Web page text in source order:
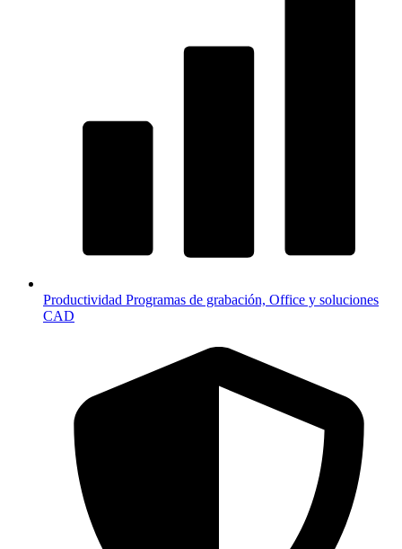
Productividad Programas de grabación, Office y soluciones
CAD